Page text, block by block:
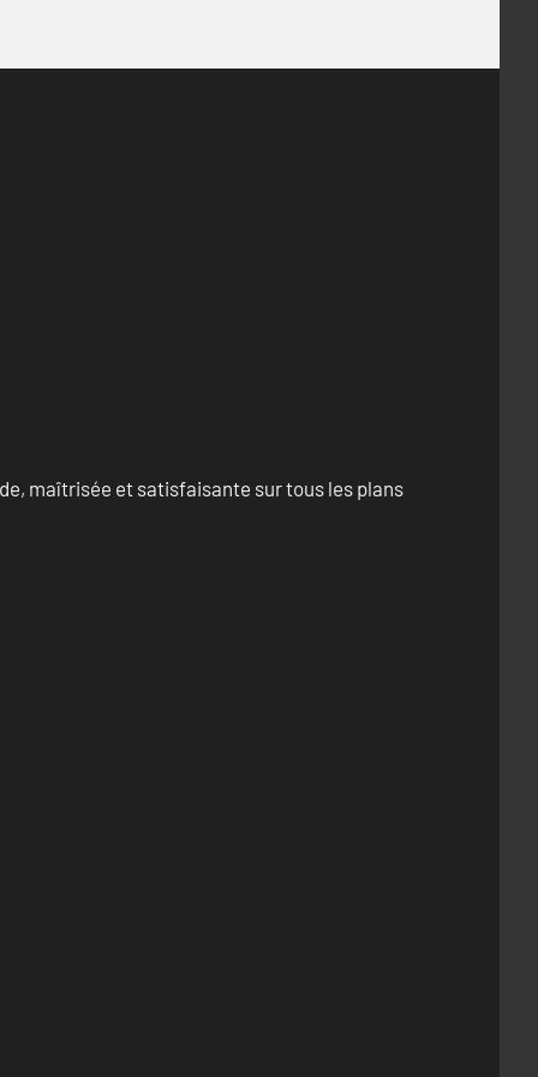
maîtrisée et satisfaisante sur tous les plans